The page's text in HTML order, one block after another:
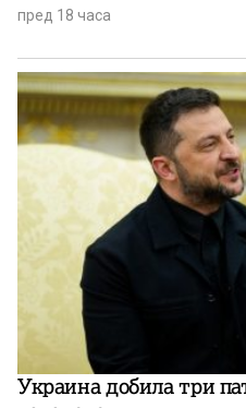
по долготрајната воена
пред 18 часа
Украина добила три